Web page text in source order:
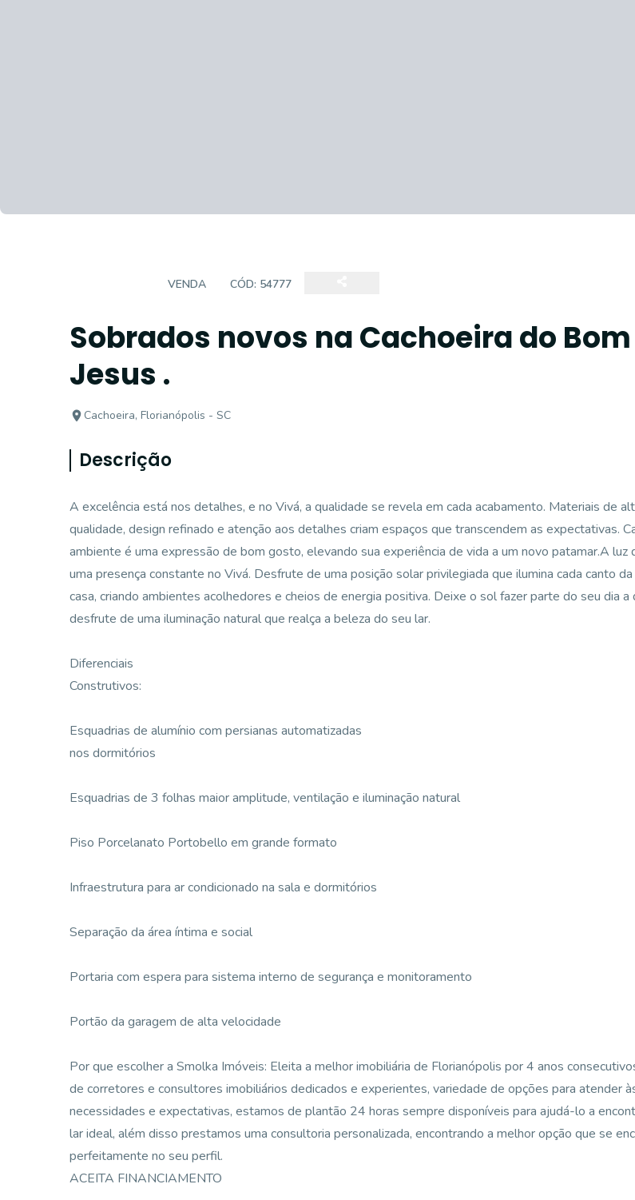
VENDA CÓD: 54777
Sobrados novos na Cachoeira do Bom
Jesus .
Cachoeira, Florianópolis - SC
Descrição
A excelência está nos detalhes, e no Vivá, a qualidade se revela em cada acabamento. Materiais de
qualidade, design refinado e atenção aos detalhes criam espaços que transcendem as expectativas.
ambiente é uma expressão de bom gosto, elevando sua experiência de vida a um novo patamar.A luz
uma presença constante no Vivá. Desfrute de uma posição solar privilegiada que ilumina cada canto da
casa, criando ambientes acolhedores e cheios de energia positiva. Deixe o sol fazer parte do seu dia a
desfrute de uma iluminação natural que realça a beleza do seu lar.
Diferenciais
Construtivos:
Esquadrias de alumínio com persianas automatizadas
nos dormitórios
Esquadrias de 3 folhas maior amplitude, ventilação e iluminação natural
Piso Porcelanato Portobello em grande formato
Infraestrutura para ar condicionado na sala e dormitórios
Separação da área íntima e social
Portaria com espera para sistema interno de segurança e monitoramento
Portão da garagem de alta velocidade
Por que escolher a Smolka Imóveis: Eleita a melhor imobiliária de Florianópolis por 4 anos
de corretores e consultores imobiliários dedicados e experientes, variedade de opções para atender
necessidades e expectativas, estamos de plantão 24 horas sempre disponíveis para ajudá-lo a
lar ideal, além disso prestamos uma consultoria personalizada, encontrando a melhor opção que se
perfeitamente no seu perfil.
ACEITA FINANCIAMENTO